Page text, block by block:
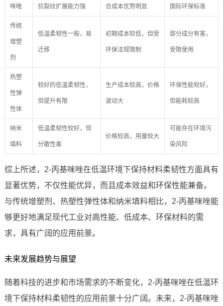
咪唑 抗裂纹扩展能力强 合成本优势明显 国际环保标准
传统
增塑
剂
低温柔韧性一般，易
迁移
初期成本较低，但受
环保法规限制
部分成分有害，
受限使用
热塑
性弹
性体
较好的低温柔韧性，
但提升有限
生产成本较高，价格
波动大
环保性能较好，
但能耗较高
纳米
填料
低温柔韧性较好，但
分散性差
价格较高，用量较大
可能存在环境污
染风险
综上所述，2-丙基咪唑在低温环境下保持材料柔韧性方面具有
显著优势，不仅性能优异，而且成本效益和环保性能兼备。
与传统增塑剂、热塑性弹性体和纳米填料相比，2-丙基咪唑能
够更好地满足现代工业对高性能、低成本、环保材料的需
求，具有广阔的应用前景。
未来发展趋势与展望
随着科技的进步和市场需求的不断变化，2-丙基咪唑在低温环
境下保持材料柔韧性的应用前景十分广阔。未来，2-丙基咪唑